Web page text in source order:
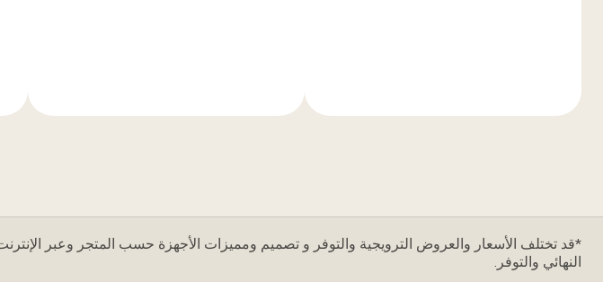
*قد تختلف الأسعار والعروض الترويجية والتوفر و تصميم ومميزات الأجهزة حسب المتجر وعبر
النهائي والتوفر.